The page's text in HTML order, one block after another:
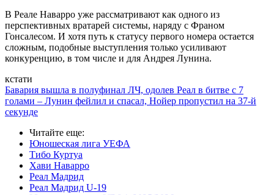
В Реале Наварро уже рассматривают как одного из
перспективных вратарей системы, наряду с Франом
Гонсалесом. И хотя путь к статусу первого номера остается
сложным, подобные выступления только усиливают
конкуренцию, в том числе и для Андрея Лунина.
кстати
Бавария вышла в полуфинал ЛЧ, одолев Реал в битве с 7
голами – Лунин фейлил и спасал, Нойер пропустил на 37-й
секунде
Читайте еще:
Юношеская лига УЕФА
Тибо Куртуа
Хави Наварро
Реал Мадрид
Реал Мадрид U-19